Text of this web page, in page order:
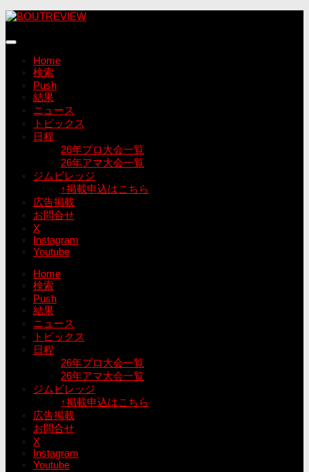
コ
テ
Home
検索
Push
結果
ニュース
トピックス
日程
26年プロ大会一覧
26年アマ大会一覧
ジムビレッジ
↑掲載申込はこちら
広告掲載
お問合せ
X
Instagram
Youtube
Home
検索
Push
結果
ニュース
トピックス
日程
26年プロ大会一覧
26年アマ大会一覧
ジムビレッジ
↑掲載申込はこちら
広告掲載
お問合せ
X
Instagram
Youtube